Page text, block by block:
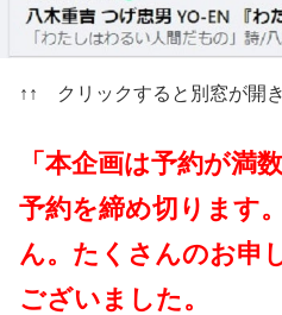
↑↑ クリックすると別窓が開
「本企画は予約が満
予約を締め切ります
ん。たくさんのお申
ございました。